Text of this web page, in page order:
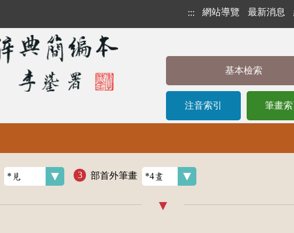
::: 網站導覽 最新消息
基本檢索
注音索引 筆畫索
部首外筆畫